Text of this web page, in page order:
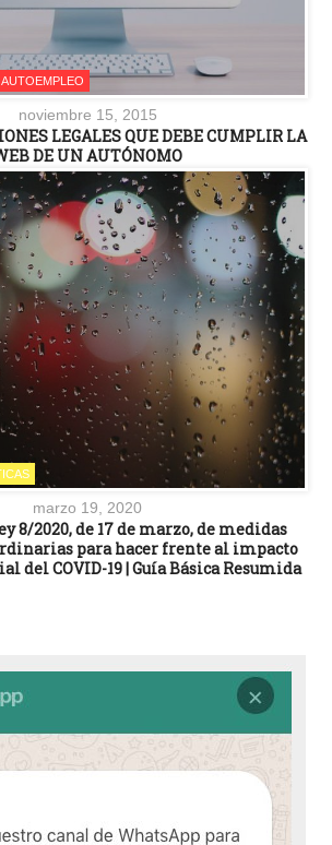
noviembre 15, 2015
LEGALES QUE DEBE CUMPLIR LA
DE UN AUTÓNOMO
marzo 19, 2020
8/2020, de 17 de marzo, de medidas
para hacer frente al impacto
del COVID-19 | Guía Básica Resumida